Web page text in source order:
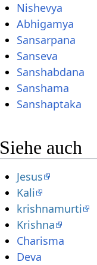
Nishevya
Abhigamya
Sansarpana
Sanseva
Sanshabdana
Sanshama
Sanshaptaka
Siehe auch
Jesus
Kali
krishnamurti
Krishna
Charisma
Deva